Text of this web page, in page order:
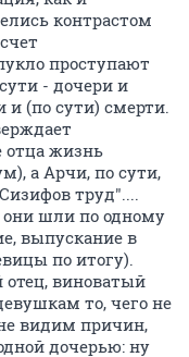
дочку",
но он в
как и
контрастом
проступают
- дочери и
(по сути) смерти.
отца жизнь
а Арчи, по сути,
труд"....
шли по одному
выпускание в
по итогу).
виноватый